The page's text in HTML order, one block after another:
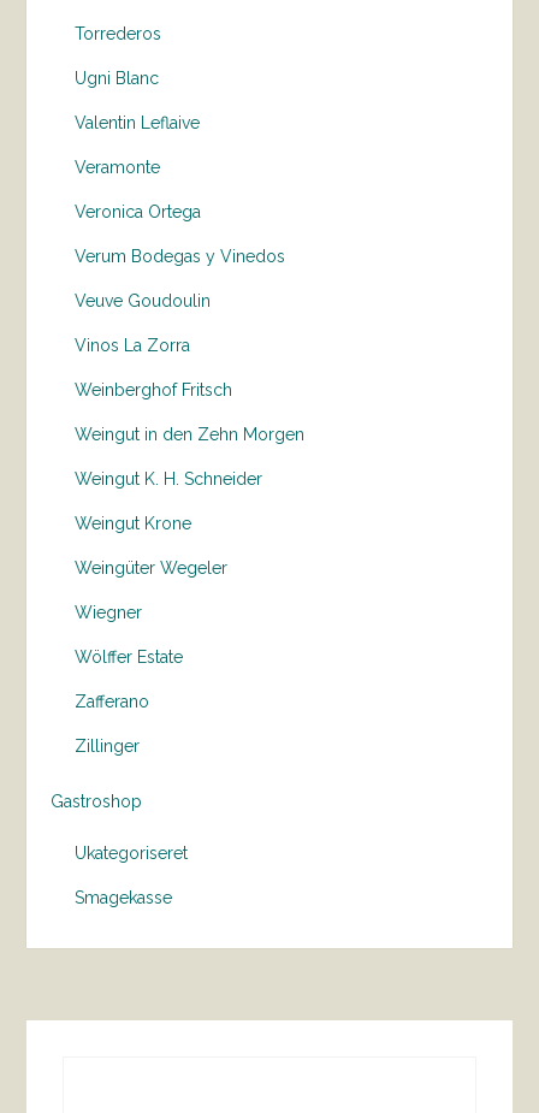
Torrederos
Ugni Blanc
Valentin Leflaive
Veramonte
Veronica Ortega
Verum Bodegas y Vinedos
Veuve Goudoulin
Vinos La Zorra
Weinberghof Fritsch
Weingut in den Zehn Morgen
Weingut K. H. Schneider
Weingut Krone
Weingüter Wegeler
Wiegner
Wölffer Estate
Zafferano
Zillinger
Gastroshop
Ukategoriseret
Smagekasse